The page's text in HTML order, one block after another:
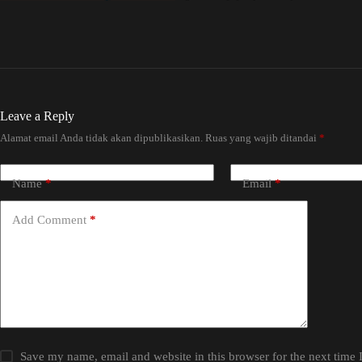
Leave a Reply
Alamat email Anda tidak akan dipublikasikan. Ruas yang wajib ditandai *
Name* Email*
Add Comment *
Save my name, email and website in this browser for the next time